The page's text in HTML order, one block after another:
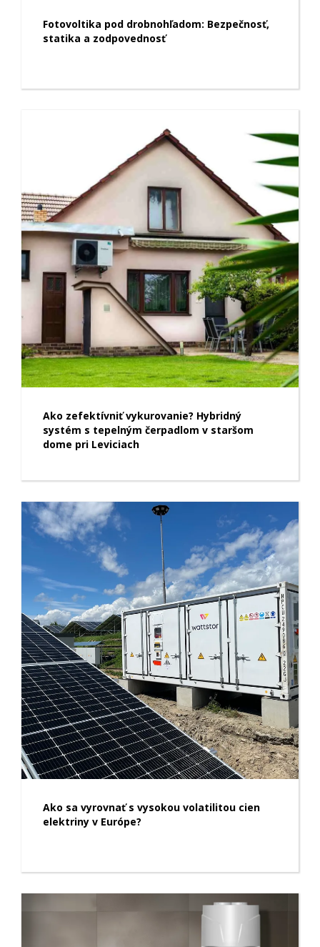
Fotovoltika pod drobnohľadom: Bezpečnosť,
statika a zodpovednosť
Ako zefektívniť vykurovanie? Hybridný
systém s tepelným čerpadlom v staršom
dome pri Leviciach
Ako sa vyrovnať s vysokou volatilitou cien
elektriny v Európe?